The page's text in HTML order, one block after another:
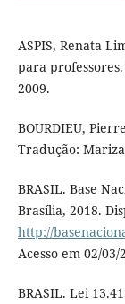
ASPIS, Renata
para professores.
2009.
BOURDIEU,
Tradução:
BRASIL. Base
Brasília, 2018.
http://
Acesso em 02/03/
BRASIL. Lei